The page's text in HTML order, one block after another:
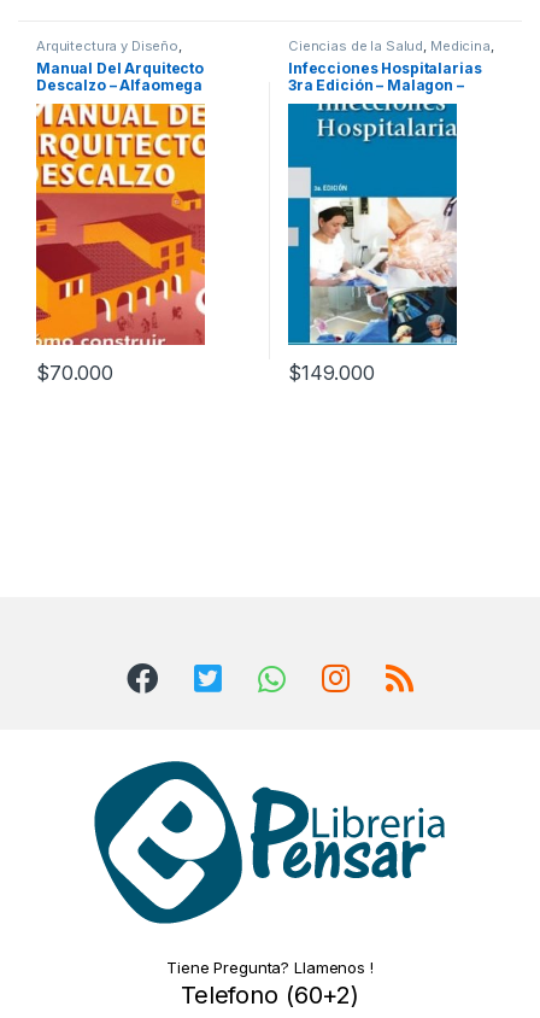
Arquitectura y Diseño,
Arquitectura y Urbanismo
Diseño,Profesionales y
tecnicos
Manual Del Arquitecto
Descalzo – Alfaomega
$70.000
Ciencias de la Salud, Medicina,
Profesionales y tecnicos
Infecciones Hospitalarias
3ra Edición – Malagon –
Panamericana
$149.000
Tiene Pregunta? Llamenos !
Telefono (60+2)